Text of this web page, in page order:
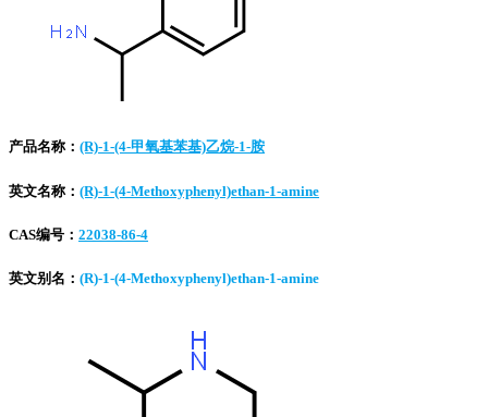
产品名称： (R)-1-(4-甲氧基苯基)乙烷-1-胺
英文名称： (R)-1-(4-Methoxyphenyl)ethan-1-amine
CAS编号： 22038-86-4
英文别名： (R)-1-(4-Methoxyphenyl)ethan-1-amine